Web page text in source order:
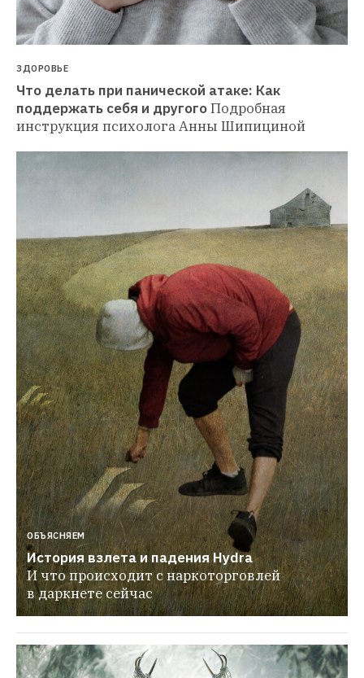
ЗДОРОВЬЕ
Что делать при панической атаке: Как
поддержать себя и другогоПодробная
инструкция психолога Анны Шипициной
ОБЪЯСНЯЕМ
История взлета и падения Hydra
И что происходит с наркоторговлей
в даркнете сейчас